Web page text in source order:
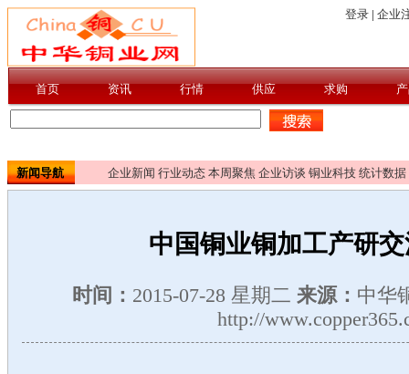
新闻导航 企业新闻 行业动态 本周聚焦 企业访谈 铜业科技 统计数据
中国铜业铜加工产研
时间： 2015-07-28 星期二 来源： 中华
http://